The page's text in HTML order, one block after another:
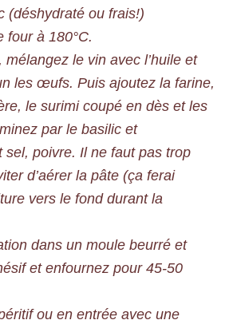
(déshydraté ou frais!)
four à 180°C.
le vin avec l’huile et
les œufs. Puis ajoutez la farine,
le surimi coupé en dès et les
par le basilic et
sel, poivre. Il ne faut pas trop
d’aérer la pâte (ça ferai
vers le fond durant la
dans un moule beurré et
et enfournez pour 45-50
ou en entrée avec une